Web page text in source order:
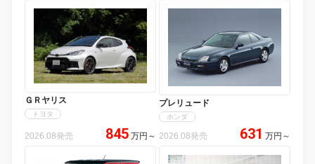
ＧＲヤリス
トヨタ
2026.08発売 845 万円 ～
プレリュード
ホンダ
2026.08発売 631 万円 ～